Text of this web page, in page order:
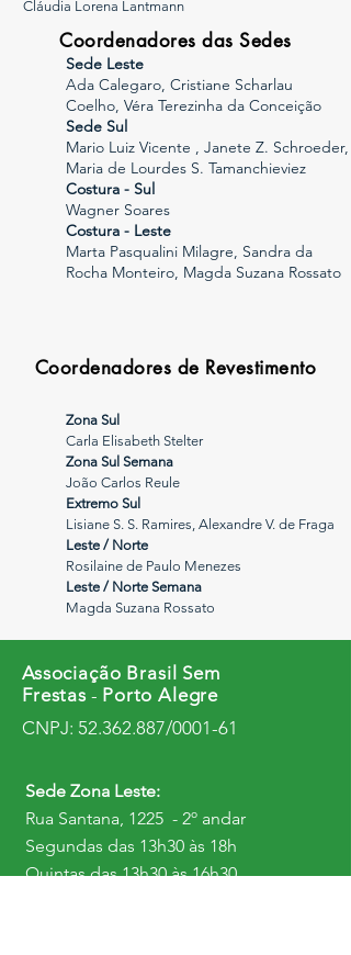
Cláudia Lorena Lantmann
Coordenadores das Sedes
Sede Leste
Ada Calegaro, Cristiane Scharlau
Coelho, Véra Terezinha da Conceição
Sede Sul
Mario Luiz Vicente , Janete Z. Schroeder,
Maria de Lourdes S. Tamanchieviez
Costura - Sul
Wagner Soares
Costura - Leste
Marta Pasqualini Milagre, Sandra da
Rocha Monteiro, Magda Suzana Rossato
Coordenadores de Revestimento
Zona Sul
Carla Elisabeth Stelter
Zona Sul Semana
João Carlos Reule
Extremo Sul
Lisiane S. S. Ramires, Alexandre V. de Fraga
Leste / Norte
Rosilaine de Paulo Menezes
Leste / Norte Semana
Magda Suzana Rossato
Associação Brasil Sem
Frestas - Porto Alegre
CNPJ: 52.362.887/0001-61
Sede Zona Leste:
Rua Santana, 1225 - 2º andar
Segundas das 13h30 às 18h
Quintas das 13h30 às 16h30